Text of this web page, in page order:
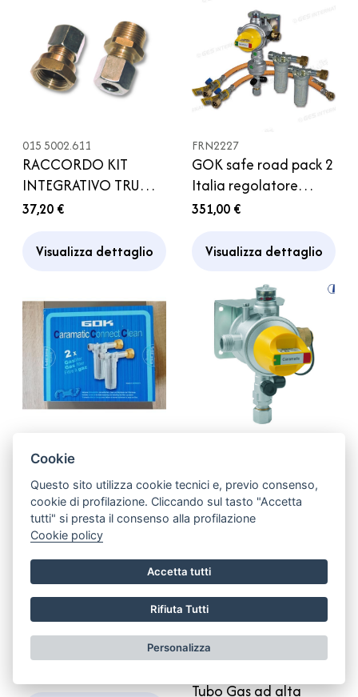
015 5002.611
RACCORDO KIT
INTEGRATIVO TRUMA
PER REGOLATORE
37,20 €
Visualizza dettaglio
FRN2227
GOK safe road pack 2
Italia regolatore
Caramatic con Filtri e
351,00 €
Visualizza dettaglio
KIT 2 PZ. FILTRO GOK
SEPARAZIONE OLII
REGOLATORE
CARAMATIC CAMPER
90,00 €
Visualizza dettaglio
Inversione
Automatica
CARAMATIC PROTWO
175,00 €
Tubo Gas Raccordo
diam.10mm
Regolatore
Tubo Gas ad alta
Cookie
Questo sito utilizza cookie tecnici e, previo consenso,
cookie di profilazione. Cliccando sul tasto "Accetta
tutti" si presta il consenso alla profilazione
Cookie policy
Accetta tutti
Rifiuta Tutti
Personalizza